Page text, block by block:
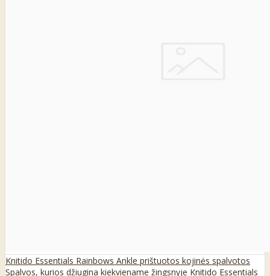
Knitido Essentials Rainbows Ankle prištuotos kojinės spalvotos
Spalvos, kurios džiugina kiekviename žingsnyje Knitido Essentials